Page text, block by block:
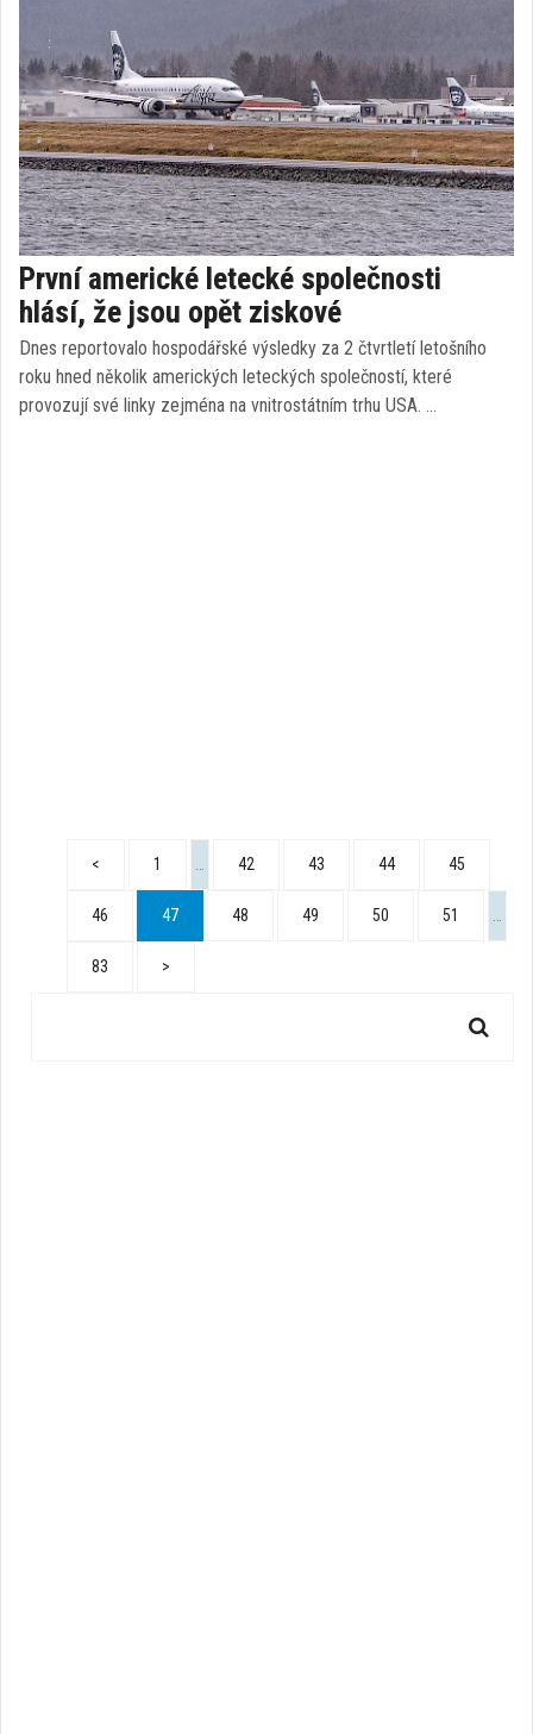
První americké letecké společnosti
hlásí, že jsou opět ziskové
Dnes reportovalo hospodářské výsledky za 2 čtvrtletí letošního
roku hned několik amerických leteckých společností, které
provozují své linky zejména na vnitrostátním trhu USA. …
< 1 42 43 44 45
46 47 48 49 50 51
83 >